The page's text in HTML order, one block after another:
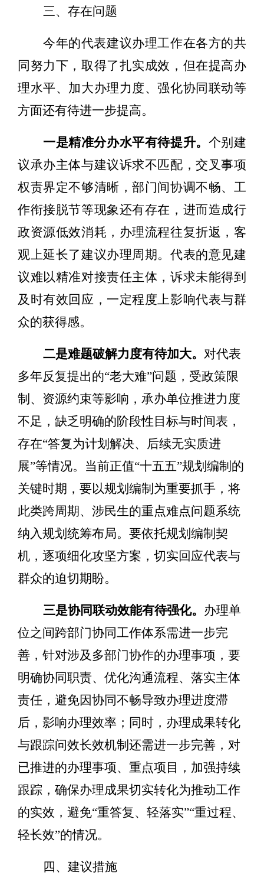
三、存在问题
今年的代表建议办理工作在各方的共
同努力下，取得了扎实成效，但在提高办
理水平、 加大办理力度、强化协同联动等
方面还有待进一步提高。
一是精准分办水平有待提升。 个别建
议承办主体与建议诉求不匹配，交叉事项
权责界定不够清晰，部门间协调不畅、工
作衔接脱节等现象还有存在，进而造成行
政资源低效消耗，办理流程往复折返，客
观上延长了建议办理周期。代表的意见建
议难以精准对接责任主体，诉求未能得到
及时有效回应，一定程度上影响代表与群
众的获得感。
二是难题破解力度有待加大。 对代表
多年反复提出的“老大难”问题，受政策限
制、资源约束等影响，承办单位推进力度
不足，缺乏明确的阶段性目标与时间表，
存在“答复为计划解决、后续无实质进
展”等情况。当前正值“十五五”规划编制的
关键时期，要以规划编制为重要抓手，将
此类跨周期、涉民生的重点难点问题系统
纳入规划统筹布局。要依托规划编制契
机，逐项细化攻坚方案 ，切实回应代表与
群众的迫切期盼。
三是协同联动效能有待强化。 办理单
位之间跨部门协同工作体系需进一步完
善 ，针对涉及多部门协作的办理事项，要
明确协同职责、优化沟通流程、落实主体
责任，避免因协同不畅导致办理进度滞
后 ，影响办理效率；同时，办理成果转化
与跟踪问效长效机制还需进一步完善 ，对
已推进的办理事项、重点项目，加强持续
跟踪，确保办理成果切实转化为推动工作
的实效，避免“重答复、轻落实”“重过程、
轻长效”的情况。
四、建议措施